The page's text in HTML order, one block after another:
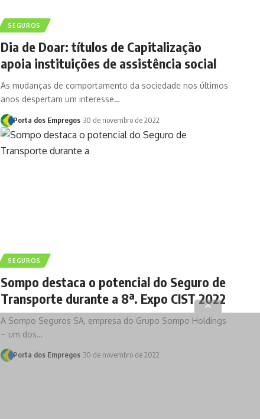
SEGUROS
Dia de Doar: títulos de Capitalização
apoia instituições de assistência social
As mudanças de comportamento da sociedade nos últimos
anos despertam um interesse…
Porta dos Empregos 30 de novembro de 2022
SEGUROS
Sompo destaca o potencial do Seguro de
Transporte durante a 8ª. Expo CIST 2022
A Sompo Seguros SA, empresa do Grupo Sompo Holdings
– um dos…
Porta dos Empregos 30 de novembro de 2022